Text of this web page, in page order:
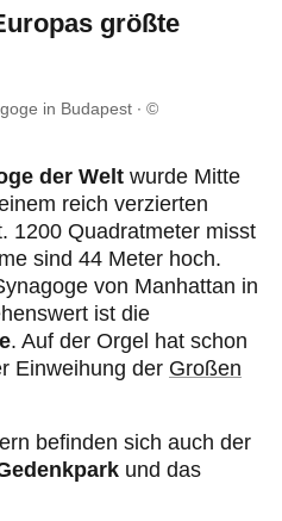
größte
in Budapest
©
der Welt wurde Mitte
reich verzierten
1200 Quadratmeter misst
sind 44 Meter hoch.
von Manhattan in
ist die
. Auf der Orgel hat schon
Einweihung der Großen
befinden sich auch der
und das